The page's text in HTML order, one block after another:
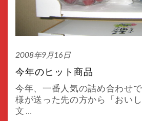
2008年9月16日
今年のヒット商品
今年、一番人気の詰め合わせ
様が送った先の方から「おい
文 …